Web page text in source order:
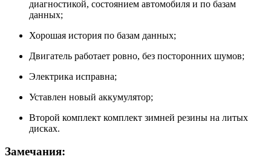
диагностикой, состоянием автомобиля и по базам
данных;
Хорошая история по базам данных;
Двигатель работает ровно, без посторонних шумов;
Электрика исправна;
Уставлен новый аккумулятор;
Второй комплект комплект зимней резины на литых
дисках.
Замечания: